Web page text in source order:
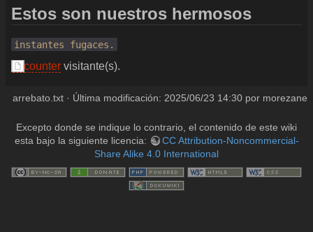
Estos son nuestros hermosos
instantes fugaces.
counter visitante(s).
arrebato.txt · Última modificación: 2025/06/23 14:30 por morezane
Excepto donde se indique lo contrario, el contenido de este wiki
esta bajo la siguiente licencia:
CC Attribution-Noncommercial-
Share Alike 4.0 International